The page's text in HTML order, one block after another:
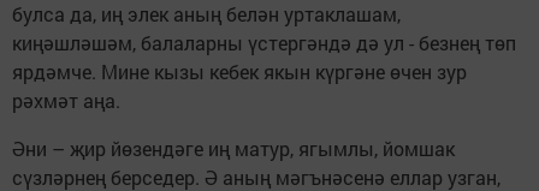
булса да, иң элек аның белән уртаклашам,
киңәшләшәм, балаларны үстергәндә дә ул - безнең төп
ярдәмче. Мине кызы кебек якын күргәне өчен зур
рәхмәт аңа.
Әни – җир йөзендәге иң матур, ягымлы, йомшак
сүзләрнең берседер. Ә аның мәгънәсенә еллар узган,